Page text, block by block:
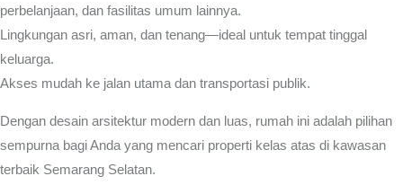
perbelanjaan, dan fasilitas umum lainnya.
Lingkungan asri, aman, dan tenang—ideal untuk tempat tinggal
keluarga.
Akses mudah ke jalan utama dan transportasi publik.
Dengan desain arsitektur modern dan luas, rumah ini adalah pilihan
sempurna bagi Anda yang mencari properti kelas atas di kawasan
terbaik Semarang Selatan.